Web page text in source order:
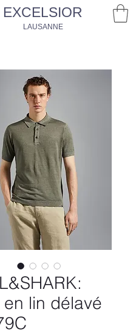
EXCELSIOR
LAUSANNE
en lin délavé